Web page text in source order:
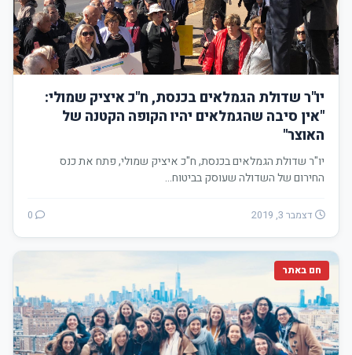
יו"ר שדולת הגמלאים בכנסת, ח"כ איציק שמולי:
"אין סיבה שהגמלאים יהיו הקופה הקטנה של
האוצר"
יו"ר שדולת הגמלאים בכנסת, ח"כ איציק שמולי, פתח את כנס
החירום של השדולה שעוסק בביטוח…
דצמבר 3, 2019
חם באתר